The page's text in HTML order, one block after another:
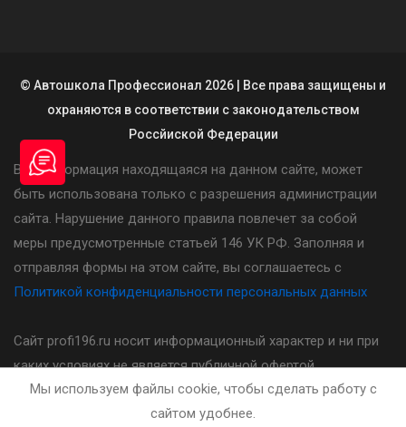
© Автошкола Профессионал 2026 | Все права защищены и
охраняются в соответствии с законодательством
Россйиской Федерации
Вся информация находящаяся на данном сайте, может
быть использована только с разрешения администрации
сайта. Нарушение данного правила повлечет за собой
меры предусмотренные статьей 146 УК РФ. Заполняя и
отправляя формы на этом сайте, вы соглашаетесь с
Политикой конфиденциальности персональных данных
Сайт profi196.ru носит информационный характер и ни при
каких условиях не является публичной офертой,
определяемой положениями статьи 437(2) Гражданского
кодекса Российской Федерации. Стоимость, порядок и
Мы используем файлы cookie, чтобы сделать работу с
сайтом удобнее.